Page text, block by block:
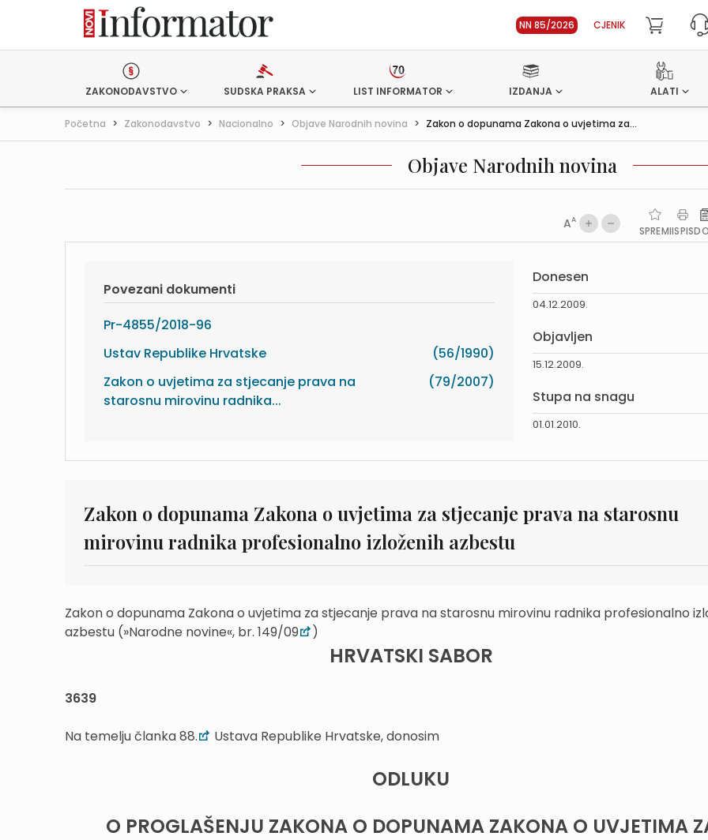
NN 85/2026 CJENIK
ZAKONODAVSTVO SUDSKA PRAKSA LIST INFORMATOR IZDANJA ALATI
Početna > Zakonodavstvo > Nacionalno > Objave Narodnih novina > Zakon o dopunama Zakona o uvjetima za...
Objave Narodnih novina
AA
SPREMIISPIS
Povezani dokumenti
Pr-4855/2018-96
Ustav Republike Hrvatske
(56/1990)
Zakon o uvjetima za stjecanje prava na
starosnu mirovinu radnika...
(79/2007)
Donesen
04.12.2009.
Objavljen
15.12.2009.
Stupa na snagu
01.01.2010.
Zakon o dopunama Zakona o uvjetima za stjecanje prava na starosnu
mirovinu radnika profesionalno izloženih azbestu
Zakon o dopunama Zakona o uvjetima za stjecanje prava na starosnu mirovinu radnika profesionalno
azbestu (»Narodne novine«, br. 149/09
)
HRVATSKI SABOR
3639
Na temelju članka 88. Ustava Republike Hrvatske, donosim
ODLUKU
O PROGLAŠENJU ZAKONA O DOPUNAMA ZAKONA O UVJETIMA